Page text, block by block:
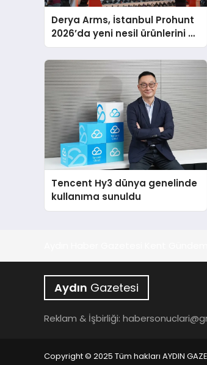
Derya Arms, İstanbul Prohunt
2026’da yeni nesil ürünlerini ve
global marka vizyonunu
sergiledi
Tencent Hy3 dünya genelinde
kullanıma sunuldu
Aydın Gazetesi
Reklam & İşbirliği:
Copyright © 2025 Tüm hakları AYDIN